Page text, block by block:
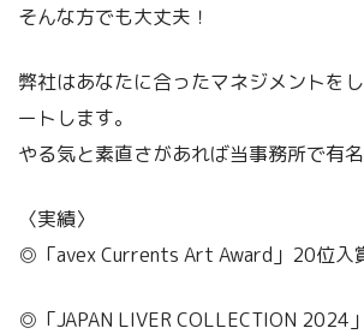
そんな方でも大丈夫！
弊社はあなたに合ったマネジメントを
ートします。
やる気と素直さがあれば当事務所で有名
〈実績〉
◎「avex Currents Art Award」20位入
◎「JAPAN LIVER COLLECTION 2024